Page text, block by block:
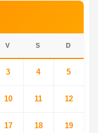
V S D
3 4 5
10 11 12
17 18 19